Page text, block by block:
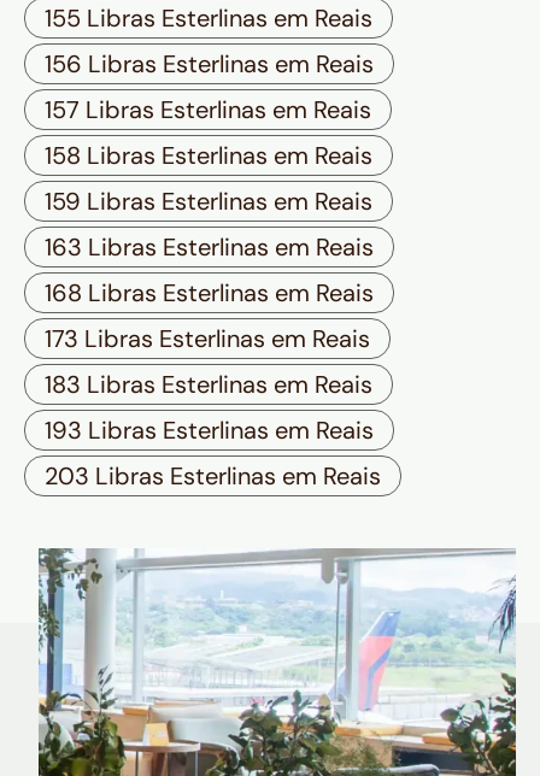
155 Libras Esterlinas em Reais
156 Libras Esterlinas em Reais
157 Libras Esterlinas em Reais
158 Libras Esterlinas em Reais
159 Libras Esterlinas em Reais
163 Libras Esterlinas em Reais
168 Libras Esterlinas em Reais
173 Libras Esterlinas em Reais
183 Libras Esterlinas em Reais
193 Libras Esterlinas em Reais
203 Libras Esterlinas em Reais
Quem é Nomad tem
muito mais